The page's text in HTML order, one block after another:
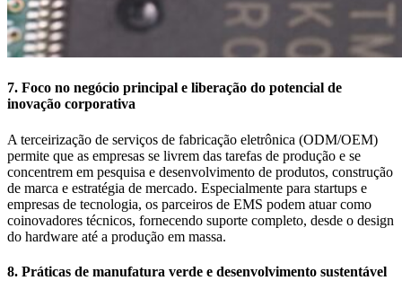
7. Foco no negócio principal e liberação do potencial de
inovação corporativa
A terceirização de serviços de fabricação eletrônica (ODM/OEM)
permite que as empresas se livrem das tarefas de produção e se
concentrem em pesquisa e desenvolvimento de produtos, construção
de marca e estratégia de mercado. Especialmente para startups e
empresas de tecnologia, os parceiros de EMS podem atuar como
coinovadores técnicos, fornecendo suporte completo, desde o design
do hardware até a produção em massa.
8. Práticas de manufatura verde e desenvolvimento sustentável